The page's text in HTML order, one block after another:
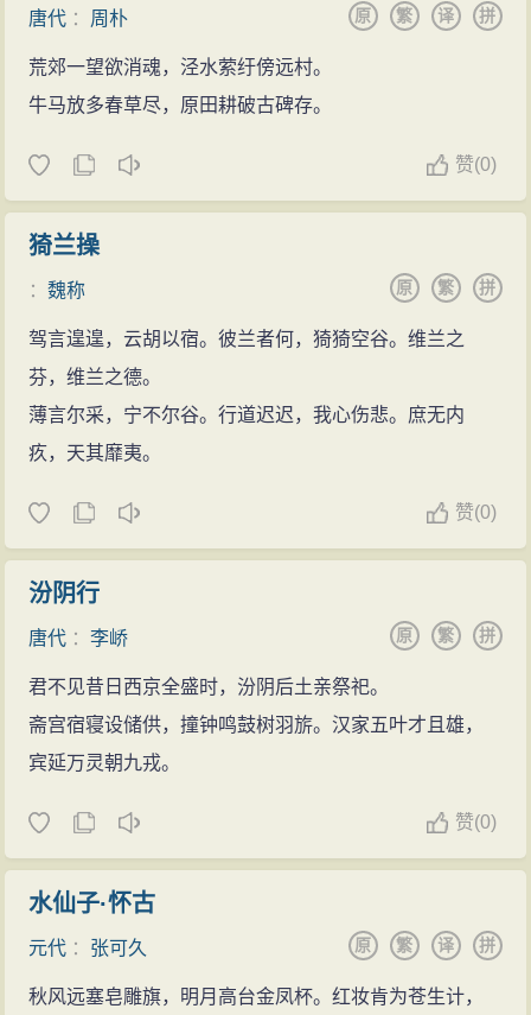
唐代 ： 周朴 拼
译
繁
原
荒郊一望欲消魂，泾水萦纡傍远村。
牛马放多春草尽，原田耕破古碑存。
赞(0)
猗兰操
：魏称 拼
繁
原
驾言遑遑，云胡以宿。彼兰者何，猗猗空谷。维兰之
芬，维兰之德。
薄言尔采，宁不尔谷。行道迟迟，我心伤悲。庶无内
疚，天其靡夷。
赞(0)
汾阴行
唐代 ：李峤 拼
繁
原
君不见昔日西京全盛时，汾阴后土亲祭祀。
斋宫宿寝设储供，撞钟鸣鼓树羽旂。汉家五叶才且雄，
宾延万灵朝九戎。
赞(0)
水仙子·怀古
元代 ： 张可久 拼
译
繁
原
秋风远塞皂雕旗，明月高台金凤杯。红妆肯为苍生计，